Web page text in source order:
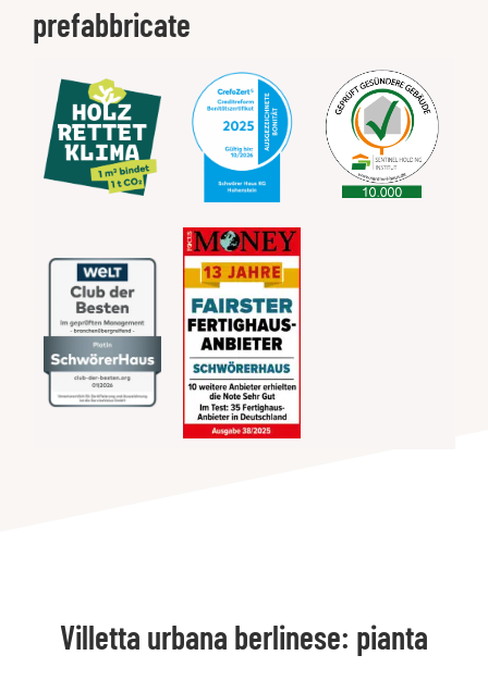
prefabbricate
Villetta urbana berlinese: pianta